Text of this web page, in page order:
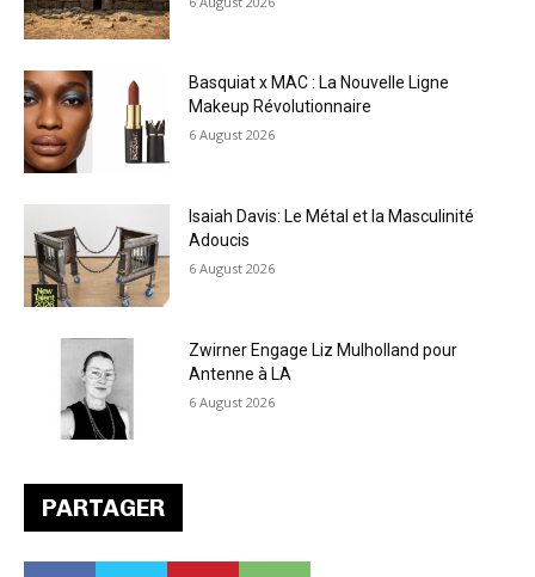
PARTAGER
Basquiat x MAC : La Nouvelle Ligne
Makeup Révolutionnaire
6 August 2026
Isaiah Davis: Le Métal et la Masculinité
Adoucis
6 August 2026
Zwirner Engage Liz Mulholland pour
Antenne à LA
6 August 2026